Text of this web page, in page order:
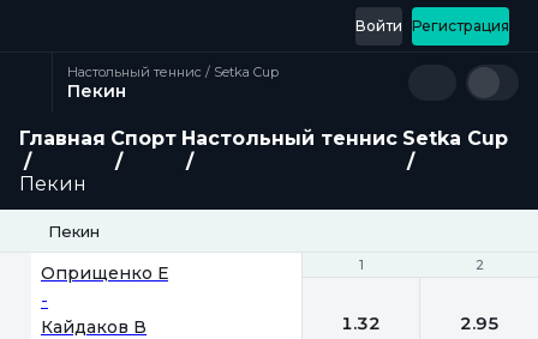
Регистрация
Войти
Настольный теннис / Setka Cup
Пекин
Главная Спорт Настольный теннис Setka Cup
Пекин
Пекин
1 2
Оприщенко Е
-
Кайдаков В
1 2
1.32 2.95